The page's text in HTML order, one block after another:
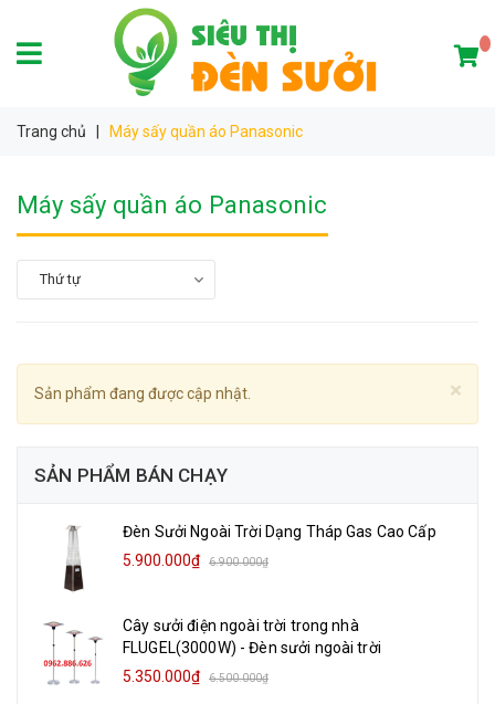
Trang chủ Máy sấy quần áo Panasonic
Máy sấy quần áo Panasonic
Thứ tự
×
Sản phẩm đang được cập nhật.
SẢN PHẨM BÁN CHẠY
Đèn Sưởi Ngoài Trời Dạng Tháp Gas Cao Cấp
5.900.000₫
6.900.000₫
Cây sưởi điện ngoài trời trong nhà
FLUGEL(3000W) - Đèn sưởi ngoài trời
5.350.000₫
6.500.000₫